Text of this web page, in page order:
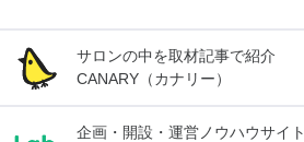
サロンの中を取材記事で紹介
CANARY（カナリー）
企画・開設・運営ノウハウサイト